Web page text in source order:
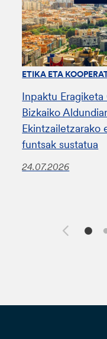
ETIKA ETA
Inpaktu Eragiketa
Bizkaiko
Ekintzailetzarako
funtsak sustatua
24.07.2026